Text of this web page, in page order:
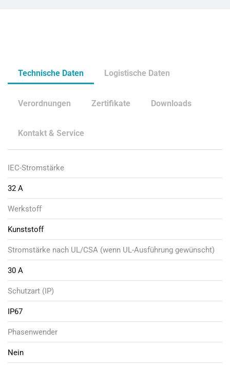
Technische Daten Logistische Daten
Verordnungen Zertifikate Downloads
Kontakt & Service
IEC-Stromstärke
32 A
Werkstoff
Kunststoff
Stromstärke nach UL/CSA (wenn UL-Ausführung gewünscht)
30 A
Schutzart (IP)
IP67
Phasenwender
Nein